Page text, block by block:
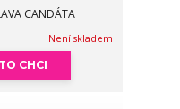
CANDÁTA
Není skladem
CHCI